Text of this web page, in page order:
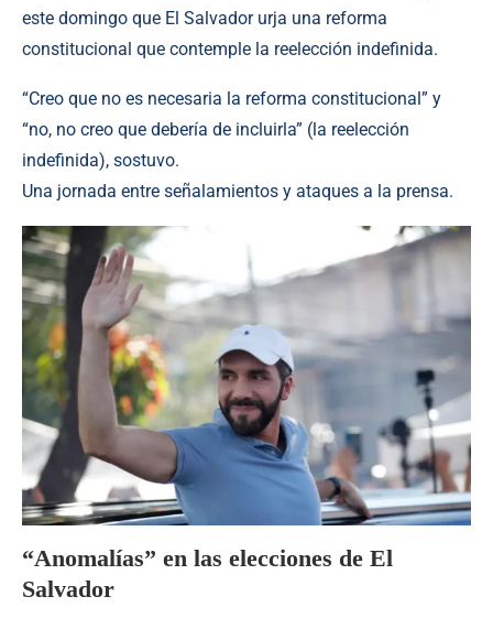
este domingo que El Salvador urja una reforma
constitucional que contemple la reelección indefinida.
“Creo que no es necesaria la reforma constitucional” y
“no, no creo que debería de incluirla” (la reelección
indefinida), sostuvo.
Una jornada entre señalamientos y ataques a la prensa.
“Anomalías” en las elecciones de El
Salvador